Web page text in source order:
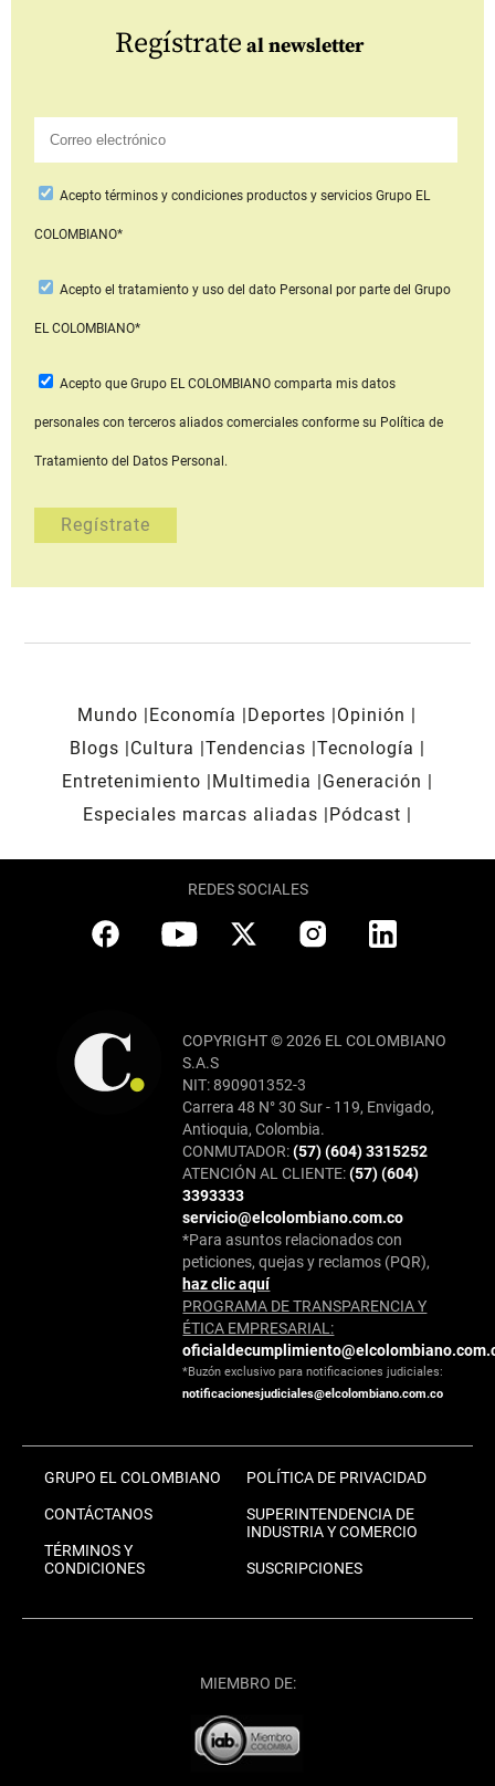
Regístrate al newsletter
Aceptotérminos y condiciones productos y serviciosGrupo EL
COLOMBIANO*
Acepto el tratamiento y uso del dato Personal por parte del Grupo
EL COLOMBIANO*
Acepto que Grupo EL COLOMBIANOcomparta mis datos
personales con terceros aliados comerciales conforme su Política de
Tratamiento del Datos Personal.
Mundo Economía Deportes
Opinión
Blogs
Cultura Tendencias Tecnología
Entretenimiento
Multimedia
Generación
Especiales marcas aliadas
Pódcast
REDES SOCIALES
COPYRIGHT © 2026 EL COLOMBIANO
S.A.S
NIT: 890901352-3
Carrera 48 N° 30 Sur - 119, Envigado,
Antioquia, Colombia.
CONMUTADOR:(57) (604) 3315252
ATENCIÓN AL CLIENTE:(57) (604)
3393333
servicio@elcolombiano.com.co
*Para asuntos relacionados con
peticiones, quejas y reclamos (PQR),
haz clic aquí
PROGRAMA DE TRANSPARENCIA Y
ÉTICA EMPRESARIAL:
*Buzón exclusivo para notificaciones judiciales:
notificacionesjudiciales@elcolombiano.com.co
GRUPO EL COLOMBIANO
CONTÁCTANOS
TÉRMINOS Y
CONDICIONES
POLÍTICA DE PRIVACIDAD
SUPERINTENDENCIA DE
INDUSTRIA Y COMERCIO
SUSCRIPCIONES
MIEMBRO DE: